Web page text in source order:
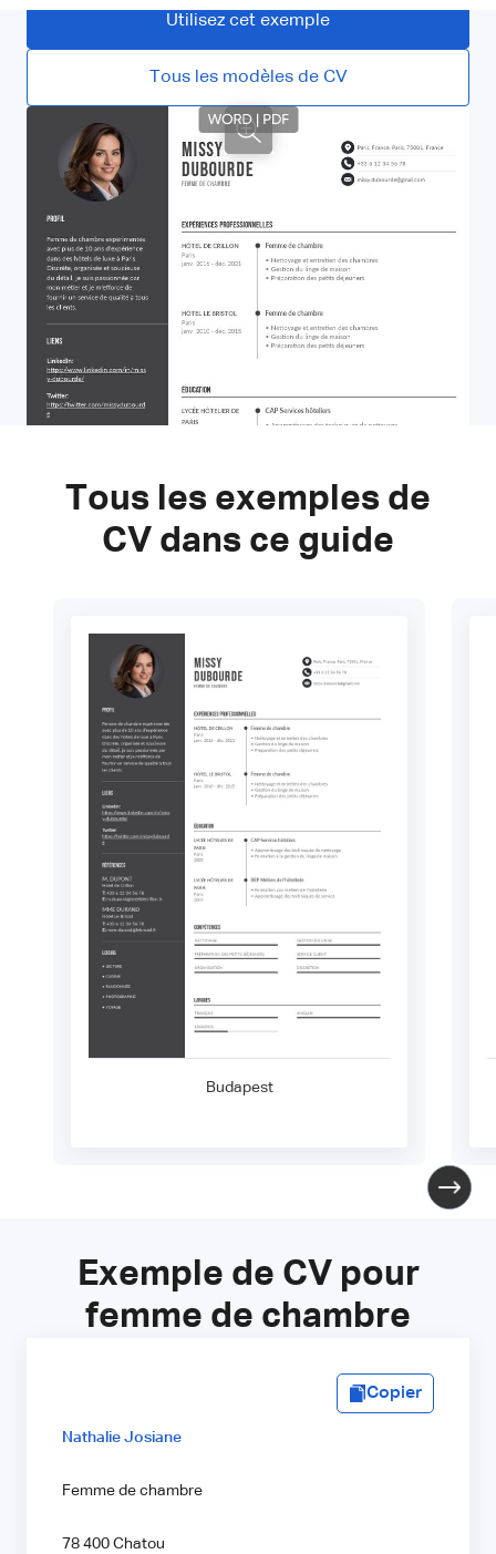
Utilisez cet exemple
Tous les modèles de CV
Tous les exemples de
CV dans ce guide
Budapest
Exemple de CV pour
femme de chambre
Copier
Nathalie Josiane
Femme de chambre
78 400 Chatou